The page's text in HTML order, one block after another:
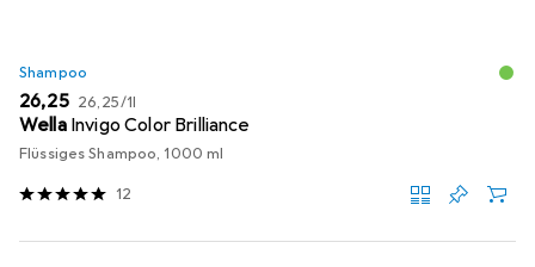
Shampoo
EUR
26,25 EUR
26,25/1l
Wella Invigo Color Brilliance
Flüssiges Shampoo, 1000 ml
12